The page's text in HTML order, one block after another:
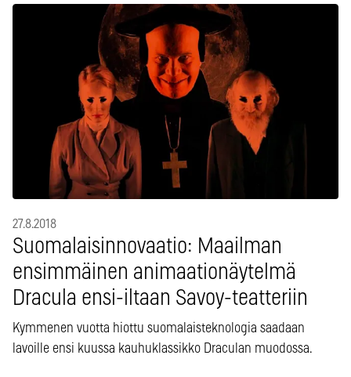
27.8.2018
Suomalaisinnovaatio: Maailman
ensimmäinen animaationäytelmä
Dracula ensi-iltaan Savoy-teatteriin
Kymmenen vuotta hiottu suomalaisteknologia saadaan
lavoille ensi kuussa kauhuklassikko Draculan muodossa.